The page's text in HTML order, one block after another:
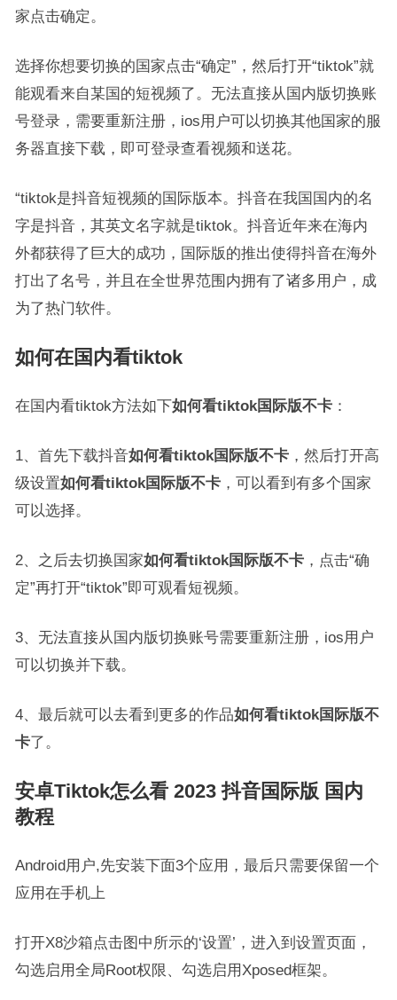
家点击确定。
选择你想要切换的国家点击“确定”，然后打开“tiktok”就
能观看来自某国的短视频了。无法直接从国内版切换账
号登录，需要重新注册，ios用户可以切换其他国家的服
务器直接下载，即可登录查看视频和送花。
“tiktok是抖音短视频的国际版本。抖音在我国国内的名
字是抖音，其英文名字就是tiktok。抖音近年来在海内
外都获得了巨大的成功，国际版的推出使得抖音在海外
打出了名号，并且在全世界范围内拥有了诸多用户，成
为了热门软件。
如何在国内看tiktok
在国内看tiktok方法如下如何看tiktok国际版不卡：
1、首先下载抖音如何看tiktok国际版不卡，然后打开高
级设置如何看tiktok国际版不卡，可以看到有多个国家
可以选择。
2、之后去切换国家如何看tiktok国际版不卡，点击“确
定”再打开“tiktok”即可观看短视频。
3、无法直接从国内版切换账号需要重新注册，ios用户
可以切换并下载。
4、最后就可以去看到更多的作品如何看tiktok国际版不
卡了。
安卓Tiktok怎么看 2023 抖音国际版 国内
教程
Android用户,先安装下面3个应用，最后只需要保留一个
应用在手机上
打开X8沙箱点击图中所示的‘设置’，进入到设置页面，
勾选启用全局Root权限、勾选启用Xposed框架。